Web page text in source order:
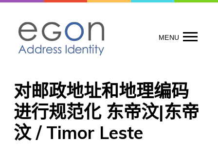
content
MENU
对邮政地址和地理编码
进行规范化 东帝汶|东帝
汶 / Timor Leste